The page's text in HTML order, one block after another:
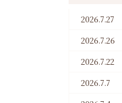
2026.7.27
2026.7.26
2026.7.22
2026.7.7